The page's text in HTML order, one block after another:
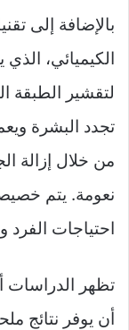
بالإضافة إلى
الكيميائي،
لتقشير الطبقة
تجدد البشرة
من خلال إزالة
نعومة. يتم
احتياجات الفرد
تظهر الدراسات
أن يوفر نتائج